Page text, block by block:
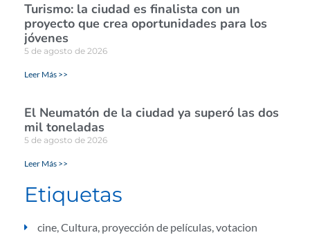
Turismo: la ciudad es finalista con un
proyecto que crea oportunidades para los
jóvenes
5 de agosto de 2026
Leer Más >>
El Neumatón de la ciudad ya superó las dos
mil toneladas
5 de agosto de 2026
Leer Más >>
Etiquetas
cine,Cultura, proyección de películas,votacion